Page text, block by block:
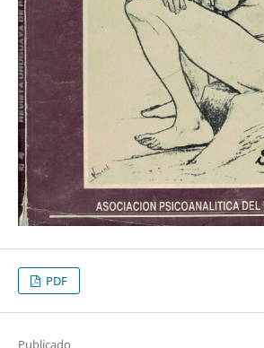
PDF
Publicado